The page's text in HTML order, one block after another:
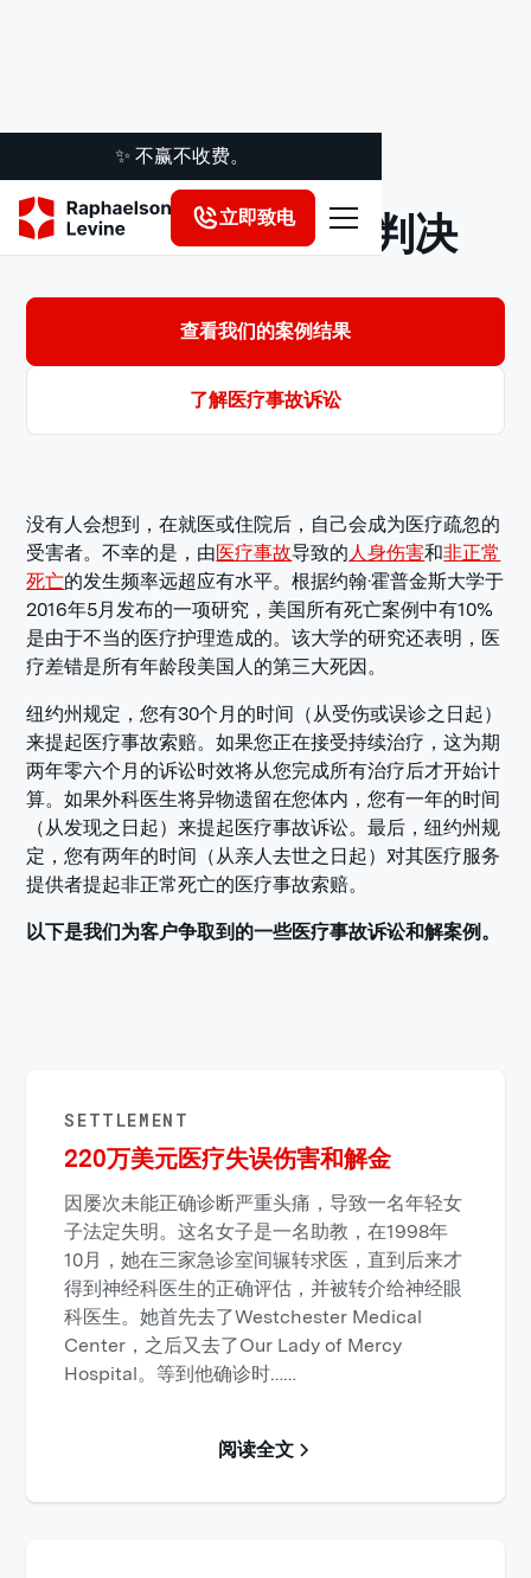
✨ 不赢不收费。
立即致电
医疗事故和解与判决
查看我们的案例结果
了解医疗事故诉讼
没有人会想到，在就医或住院后，自己会成为医疗疏忽的
受害者。不幸的是，由医疗事故导致的人身伤害和非正常
死亡的发生频率远超应有水平。根据约翰·霍普金斯大学于
2016年5月发布的一项研究，美国所有死亡案例中有10%
是由于不当的医疗护理造成的。该大学的研究还表明，医
疗差错是所有年龄段美国人的第三大死因。
纽约州规定，您有30个月的时间（从受伤或误诊之日起）
来提起医疗事故索赔。如果您正在接受持续治疗，这为期
两年零六个月的诉讼时效将从您完成所有治疗后才开始计
算。如果外科医生将异物遗留在您体内，您有一年的时间
（从发现之日起）来提起医疗事故诉讼。最后，纽约州规
定，您有两年的时间（从亲人去世之日起）对其医疗服务
提供者提起非正常死亡的医疗事故索赔。
以下是我们为客户争取到的一些医疗事故诉讼和解案例。
SETTLEMENT
220万美元医疗失误伤害和解金
因屡次未能正确诊断严重头痛，导致一名年轻女
子法定失明。这名女子是一名助教，在1998年
10月，她在三家急诊室间辗转求医，直到后来才
得到神经科医生的正确评估，并被转介给神经眼
科医生。她首先去了Westchester Medical
Center，之后又去了Our Lady of Mercy
Hospital。等到他确诊时……
阅读全文